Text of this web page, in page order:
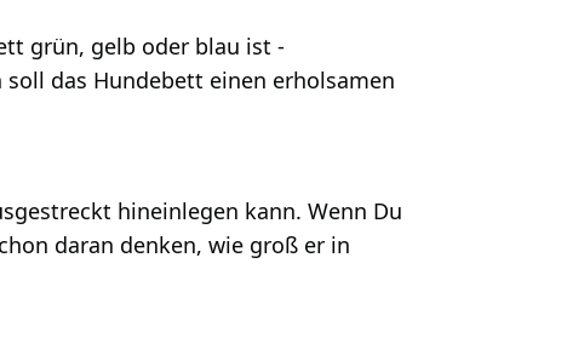
grün, gelb oder blau ist -
das Hundebett einen erholsamen
hineinlegen kann. Wenn Du
daran denken, wie groß er in